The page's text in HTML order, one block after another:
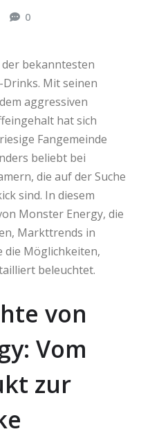
0
bekanntesten
Mit seinen
aggressiven
hat sich
Fangemeinde
beliebt bei
die auf der Suche
sind. In diesem
Monster Energy, die
Markttrends in
die Möglichkeiten,
beleuchtet.
von
Vom
zur